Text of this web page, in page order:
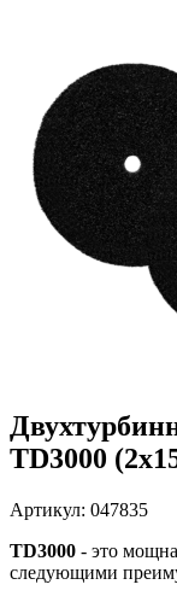
TD3000
Артикул: 047835
TD3000 - это
следующими